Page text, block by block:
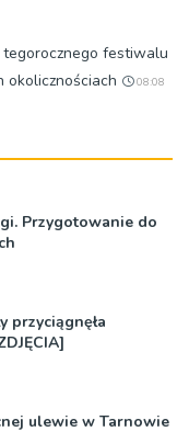
festiwalu
okolicznościach
08:08
Przygotowanie do
przyciągnęła
ulewie w Tarnowie